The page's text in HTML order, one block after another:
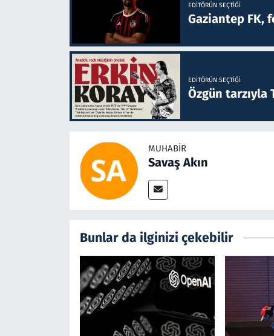
EDITÖRÜN SEÇTIĞI
Gaziantep FK,
EDITÖRÜN SEÇTIĞI
Özgün
MUHABIR
Savaş Akın
Bunlar da ilginizi çekebilir